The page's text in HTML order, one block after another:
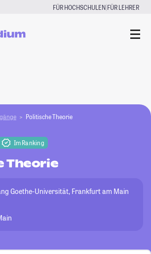
FÜR HOCHSCHULEN|FÜR LEHRER
Politische Theorie
Im Ranking
Theorie
Goethe-Universität, Frankfurt am Main